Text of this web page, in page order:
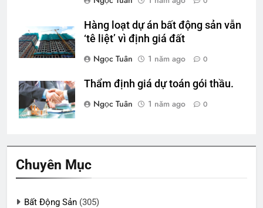
Hàng loạt dự án bất động sản vẫn
‘tê liệt’ vì định giá đất
Ngọc Tuân
1 năm ago 0
Thẩm định giá dự toán gói thầu.
Ngọc Tuân
1 năm ago 0
Chuyên Mục
Bất Động Sản (305)